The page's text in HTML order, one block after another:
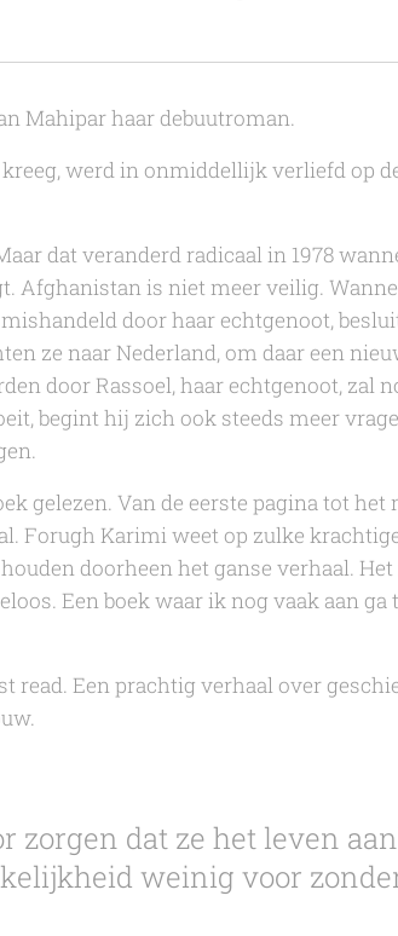
Mahiparhaar debuutroman.
werd in onmiddellijk verliefd op
dat veranderd radicaal in 1978
Afghanistan is niet meer veilig.
door haar echtgenoot,
ze naar Nederland, om daar een
door Rassoel, haar echtgenoot, zal
begint hij zich ook steeds meer
gelezen. Van de eerste pagina tot
Forugh Karimi weet op zulke
doorheen het ganse verhaal.
Een boek waar ik nog vaak aan ga
read. Een prachtig verhaal over
zorgen dat ze het leven
weinig voor